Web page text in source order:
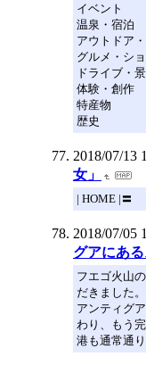
イベント
温泉・宿泊
アウトドア
グルメ・シ
ドライブ・
体験・創作
特産物
歴史
2018/07/13
女」
| HOME |〓
2018/07/05
グアにあ
フエゴ火山
だきました
アンティグ
わり、もう
港も通常通